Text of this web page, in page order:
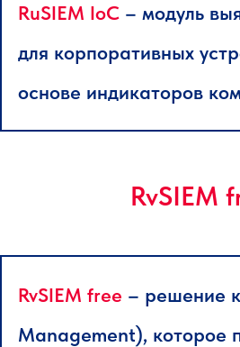
RuSIEM IoC – модуль
для корпоративных
основе индикаторов
RvSIEM
RvSIEM free – решение
Management), которое